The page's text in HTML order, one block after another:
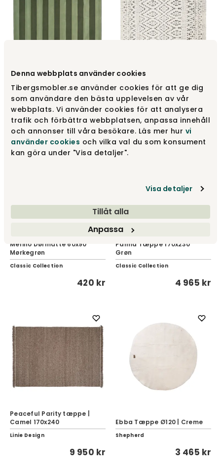
Denna webbplats använder cookies
Tibergsmobler.se använder cookies för att ge dig
som användare den bästa upplevelsen av vår
webbplats. Vi använder cookies för att analysera
trafik och förbättra webbplatsen, anpassa innehåll
och annonser till våra besökare. Läs mer hur vi
använder cookies och vilka val du som konsument
kan göra under "Visa detaljer".
Visa detaljer
Tillåt alla
Anpassa
Stripe Boucle Tæppe
170x230 Grøn
Classic Collection
4 965 kr
Zelbio tæppe
Linie Design
Fra4 375 kr
Merino Dørmåtte 60x90
Mørkegrøn
Classic Collection
420 kr
Palma Tæppe 170x230
Grøn
Classic Collection
4 965 kr
Peaceful Parity tæppe |
Camel 170x240
Linie Design
9 950 kr
Ebba Tæppe Ø120 | Creme
Shepherd
3 465 kr